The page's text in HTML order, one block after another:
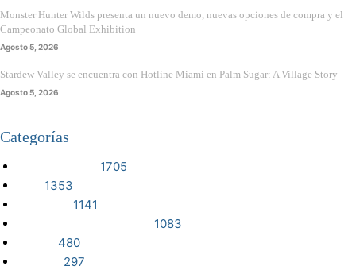
Monster Hunter Wilds presenta un nuevo demo, nuevas opciones de compra y el
Campeonato Global Exhibition
Agosto 5, 2026
Stardew Valley se encuentra con Hotline Miami en Palm Sugar: A Village Story
Agosto 5, 2026
Categorías
1705
1353
1141
1083
480
297